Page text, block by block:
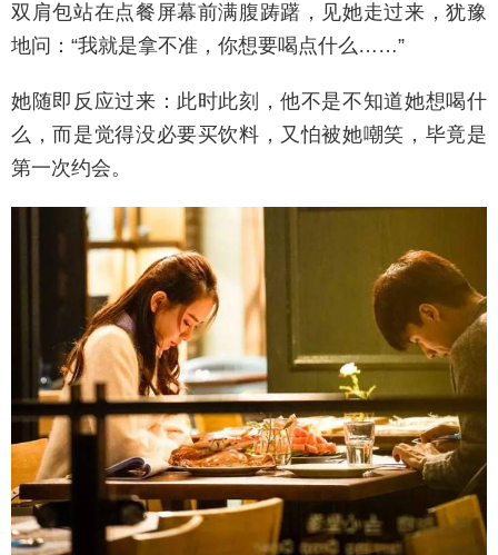
双肩包站在点餐屏幕前满腹踌躇，见她走过来，犹豫
地问：“我就是拿不准，你想要喝点什么……”
她随即反应过来：此时此刻，他不是不知道她想喝什
么，而是觉得没必要买饮料，又怕被她嘲笑，毕竟是
第一次约会。